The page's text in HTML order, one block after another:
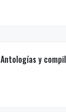
Antologías y